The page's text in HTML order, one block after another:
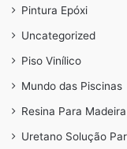
Segunda selagem –
Pintura Epóxi
Uncategorized
Piso Vinílico
Mundo das Piscinas
Resina Para Madeira
Uretano Solução